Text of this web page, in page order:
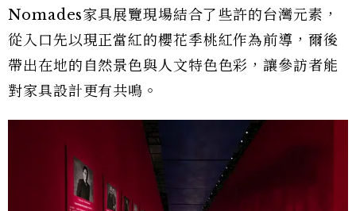
Nomades家具展覽現場結合了些許的台灣元素，
從入口先以現正當紅的櫻花季桃紅作為前導，爾後
帶出在地的自然景色與人文特色色彩，讓參訪者能
對家具設計更有共鳴。